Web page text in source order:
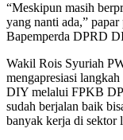
“Meskipun masih
yang nanti ada,”
Bapemperda DPRD
Wakil Rois Syuriah
mengapresiasi
DIY melalui FPKB
sudah berjalan baik
banyak kerja di sektor